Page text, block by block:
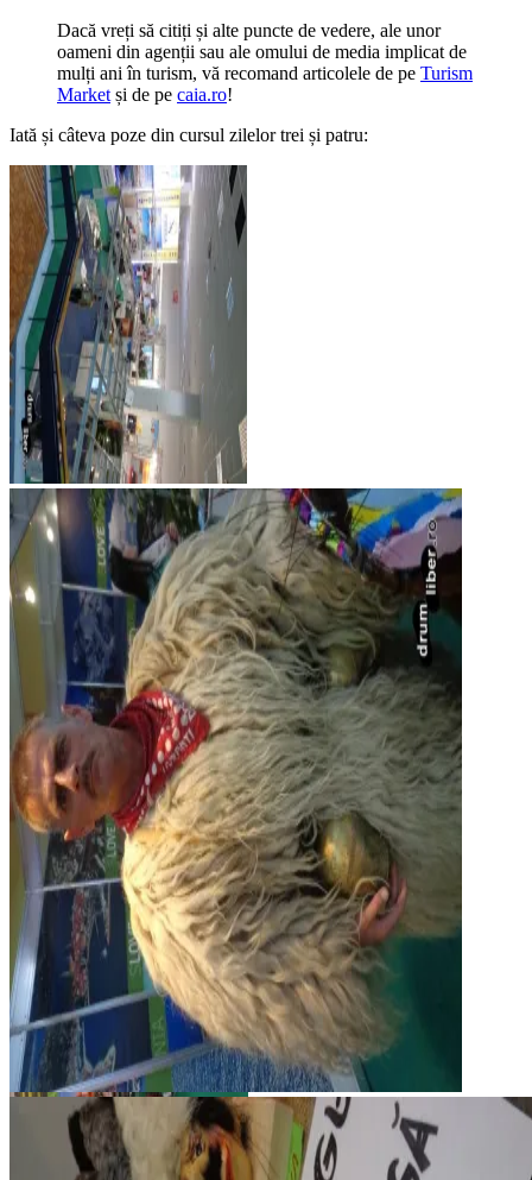
Dacă vreți să citiți și alte puncte de vedere, ale unor
oameni din agenții sau ale omului de media implicat de
mulți ani în turism, vă recomand articolele de pe Turism
Marketși de pe caia.ro!
Iată și câteva poze din cursul zilelor trei și patru:
Târgul de turism al României
martie 2013, zilele 3 și 4
Slovenia la Târgul de turism al României martie 2013
Slovenia la Târgul de turism al
României martie 2013
Slovenia la Târgul de turism al României martie 2013